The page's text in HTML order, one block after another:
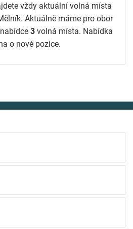
vždy aktuální volná místa
Aktuálně máme pro obor
3 volná místa. Nabídka
o nové pozice.